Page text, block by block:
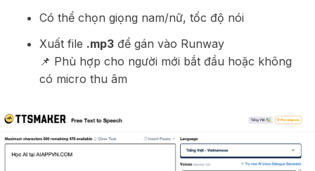
Có thể chọn giọng nam/nữ, tốc độ nói
Xuất file .mp3 để gán vào Runway
📌 Phù hợp cho người mới bắt đầu hoặc không
có micro thu âm